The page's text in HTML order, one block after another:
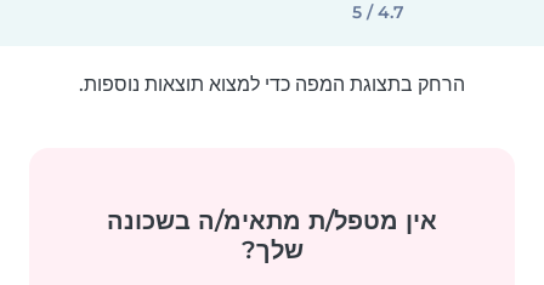
4.7 / 5
הרחק בתצוגת המפה כדי למצוא תוצאות נוספות.
אין מטפל/ת מתאימ/ה בשכונה
שלך?